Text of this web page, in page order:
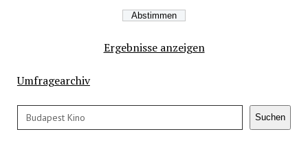
Ergebnisse anzeigen
Umfragearchiv
Suchen Suchen